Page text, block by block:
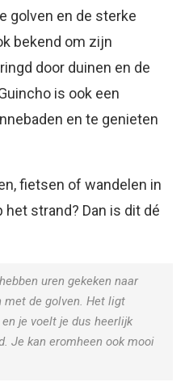
golven en de sterke
bekend om zijn
door duinen en de
is ook een
en te genieten
fietsen of wandelen in
strand? Dan is dit dé
uren gekeken naar
de golven. Het ligt
je voelt je dus heerlijk
Je kan eromheen ook mooi